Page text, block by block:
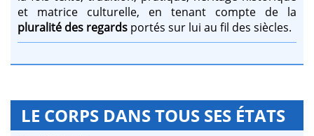
et matrice culturelle, en tenant compte de la
pluralité des regards portés sur lui au fil des siècles.
LE CORPS DANS TOUS SES ÉTATS